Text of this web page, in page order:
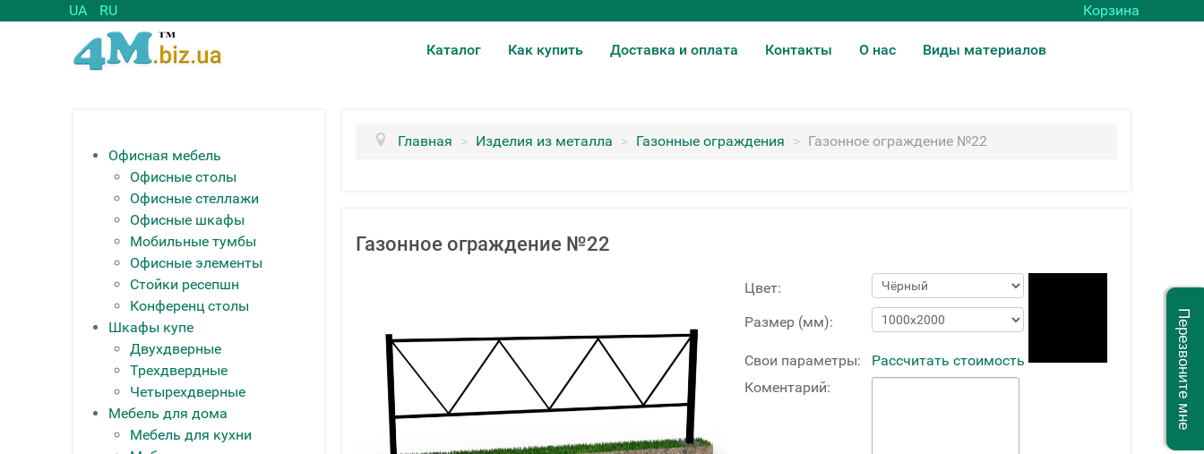
UA RU Корзина
Каталог Как купить Доставка и оплата Контакты О нас Виды материалов
Офисная мебель
Офисные столы
Офисные стеллажи
Офисные шкафы
Мобильные тумбы
Офисные элементы
Стойки ресепшн
Конференц столы
Шкафы купе
Двухдверные
Трехдвердные
Четырехдверные
Мебель для дома
Мебель для кухни
Главная > Изделия из металла > Газонные ограждения > Газонное ограждение №22
Газонное ограждение №22
Цвет:
Размер (мм):
Свои параметры:
Рассчитать стоимость
Коментарий:
Перезвоните мне